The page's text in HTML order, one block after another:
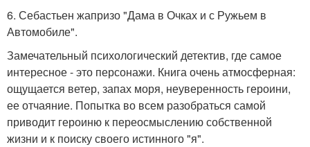
6. Себастьен жапризо "Дама в Очках и с Ружьем в
Автомобиле".
Замечательный психологический детектив, где самое
интересное - это персонажи. Книга очень атмосферная:
ощущается ветер, запах моря, неуверенность героини,
ее отчаяние. Попытка во всем разобраться самой
приводит героиню к переосмыслению собственной
жизни и к поиску своего истинного "я".